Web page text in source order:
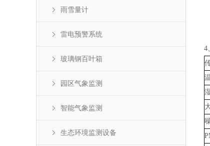
雨雪量计
雷电预警系统
玻璃钢百叶箱
园区气象监测
智能气象监测
生态环境监测设备
4